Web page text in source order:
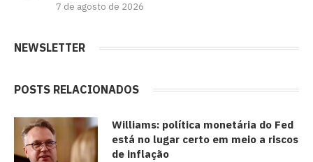
7 de agosto de 2026
NEWSLETTER
POSTS RELACIONADOS
Williams: política monetária do Fed
está no lugar certo em meio a riscos
de inflação